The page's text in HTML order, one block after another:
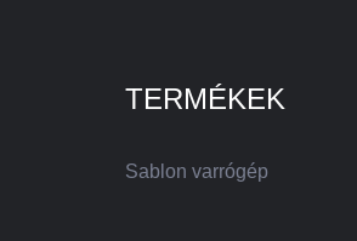
TERMÉKEK
Sablon varrógép